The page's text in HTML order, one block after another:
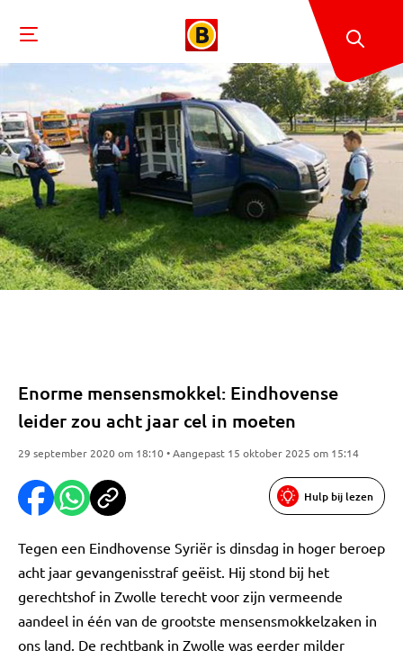
Enorme mensensmokkel: Eindhovense
leider zou acht jaar cel in moeten
29 september 2020 om 18:10 • Aangepast 15 oktober 2025 om 15:14
Hulp bij lezen
Tegen een Eindhovense Syriër is dinsdag in hoger beroep
acht jaar gevangenisstraf geëist. Hij stond bij het
gerechtshof in Zwolle terecht voor zijn vermeende
aandeel in één van de grootste mensensmokkelzaken in
ons land. De rechtbank in Zwolle was eerder milder